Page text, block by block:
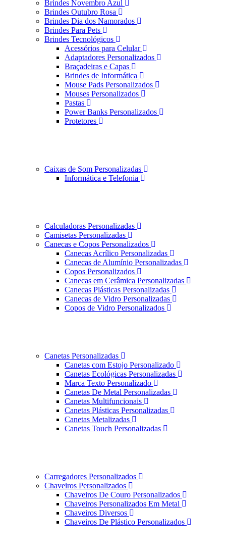
Brindes Novembro Azul
Brindes Outubro Rosa
Brindes Dia dos Namorados
Brindes Para Pets
Brindes Tecnológicos
Acessórios para Celular
Adaptadores Personalizados
Braçadeiras e Capas
Brindes de Informática
Mouse Pads Personalizados
Mouses Personalizados
Pastas
Power Banks Personalizados
Protetores
Caixas de Som Personalizadas
Informática e Telefonia
Calculadoras Personalizadas
Camisetas Personalizadas
Canecas e Copos Personalizados
Canecas Acrílico Personalizadas
Canecas de Alumínio Personalizadas
Copos Personalizados
Canecas em Cerâmica Personalizadas
Canecas Plásticas Personalizadas
Canecas de Vidro Personalizadas
Copos de Vidro Personalizados
Canetas Personalizadas
Canetas com Estojo Personalizado
Canetas Ecológicas Personalizadas
Marca Texto Personalizado
Canetas De Metal Personalizadas
Canetas Multifuncionais
Canetas Plásticas Personalizadas
Canetas Metalizadas
Canetas Touch Personalizadas
Carregadores Personalizados
Chaveiros Personalizados
Chaveiros De Couro Personalizados
Chaveiros Personalizados Em Metal
Chaveiros Diversos
Chaveiros De Plástico Personalizados